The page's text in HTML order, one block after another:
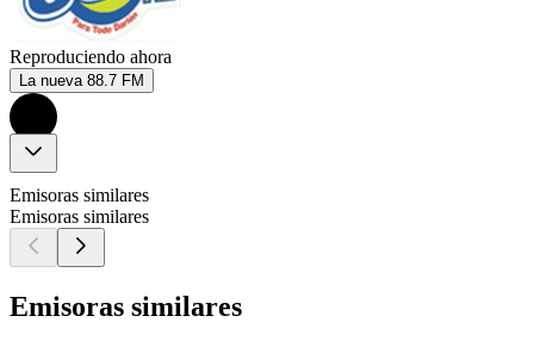
Reproduciendo ahora
La nueva 88.7 FM
Emisoras similares
Emisoras similares
Emisoras similares